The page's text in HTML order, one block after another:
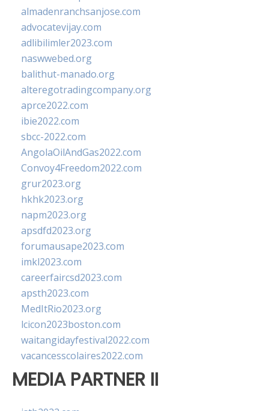
almadenranchsanjose.com
advocatevijay.com
adlibilimler2023.com
naswwebed.org
balithut-manado.org
alteregotradingcompany.org
aprce2022.com
ibie2022.com
sbcc-2022.com
AngolaOilAndGas2022.com
Convoy4Freedom2022.com
grur2023.org
hkhk2023.org
napm2023.org
apsdfd2023.org
forumausape2023.com
imkl2023.com
careerfaircsd2023.com
apsth2023.com
MedItRio2023.org
lcicon2023boston.com
waitangidayfestival2022.com
vacancesscolaires2022.com
MEDIA PARTNER II